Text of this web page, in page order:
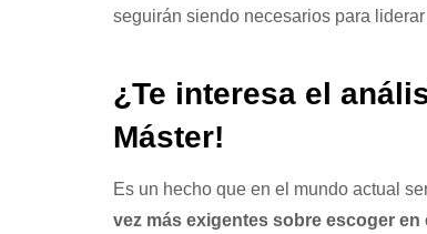
seguirán siendo necesarios para
¿Te interesa el
Máster!
Es un hecho que en el mundo actual
vez más exigentes sobre escoger en